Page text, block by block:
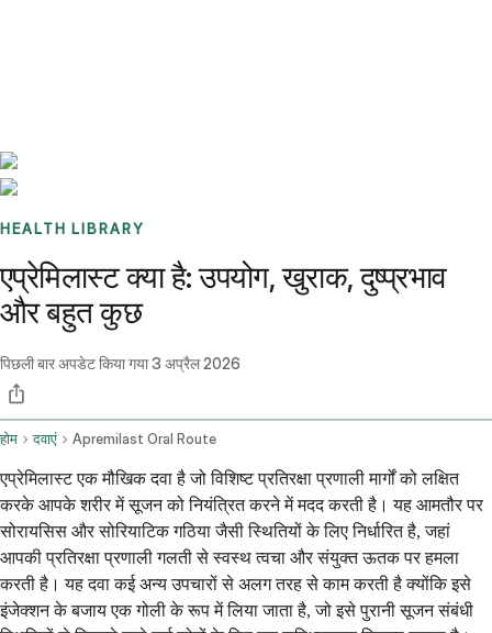
HEALTH LIBRARY
एप्रेमिलास्ट क्या है: उपयोग, खुराक, दुष्प्रभाव
और बहुत कुछ
पिछली बार अपडेट किया गया3 अप्रैल 2026
होम दवाएं Apremilast Oral Route
एप्रेमिलास्ट एक मौखिक दवा है जो विशिष्ट प्रतिरक्षा प्रणाली मार्गों को लक्षित
करके आपके शरीर में सूजन को नियंत्रित करने में मदद करती है। यह आमतौर पर
सोरायसिस और सोरियाटिक गठिया जैसी स्थितियों के लिए निर्धारित है, जहां
आपकी प्रतिरक्षा प्रणाली गलती से स्वस्थ त्वचा और संयुक्त ऊतक पर हमला
करती है। यह दवा कई अन्य उपचारों से अलग तरह से काम करती है क्योंकि इसे
इंजेक्शन के बजाय एक गोली के रूप में लिया जाता है, जो इसे पुरानी सूजन संबंधी